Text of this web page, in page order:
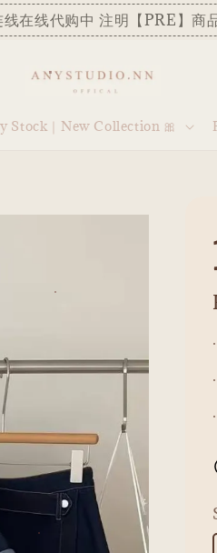
在线代购中 注明【PRE】商
Stock｜New Collection 🎀